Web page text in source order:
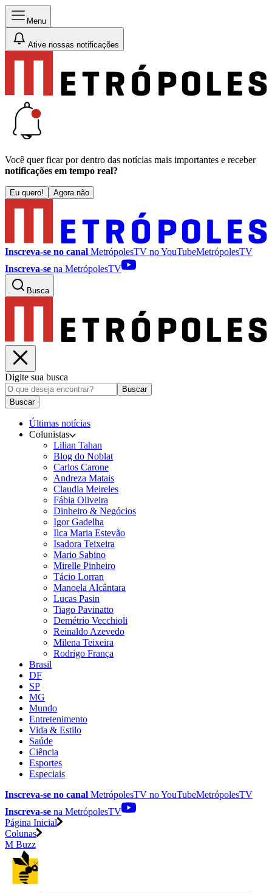
Menu
Ative nossas notificações
Você quer ficar por dentro das notícias mais importantes e receber
notificações em tempo real?
Eu quero! Agora não
Inscreva-se no canal MetrópolesTV noYouTubeMetrópolesTV
Inscreva-se na MetrópolesTV
Busca
Digite sua busca
Buscar
Buscar
Últimas notícias
Colunistas
Lilian Tahan
Blog do Noblat
Carlos Carone
Andreza Matais
Claudia Meireles
Fábia Oliveira
Dinheiro & Negócios
Igor Gadelha
Ilca Maria Estevão
Isadora Teixeira
Mario Sabino
Mirelle Pinheiro
Tácio Lorran
Manoela Alcântara
Lucas Pasin
Tiago Pavinatto
Demétrio Vecchioli
Reinaldo Azevedo
Milena Teixeira
Rodrigo França
Brasil
DF
SP
MG
Mundo
Entretenimento
Vida & Estilo
Saúde
Ciência
Esportes
Especiais
Inscreva-se no canal MetrópolesTV noYouTubeMetrópolesTV
Inscreva-se na MetrópolesTV
Página Inicial
Colunas
M Buzz